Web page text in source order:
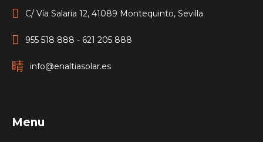
C/ Vía Salaria 12, 41089 Montequinto, Sevilla
955 518 888 - 621 205 888
info@enaltiasolar.es
Menu